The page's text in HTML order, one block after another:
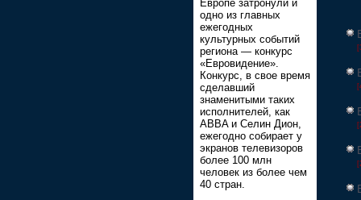
Европе затронули и
одно из главных
ежегодных
культурных событий
региона — конкурс
«Евровидение».
Конкурс, в свое время
сделавший
знаменитыми таких
исполнителей, как
ABBA и Селин Дион,
ежегодно собирает у
экранов телевизоров
более 100 млн
человек из более чем
40 стран.